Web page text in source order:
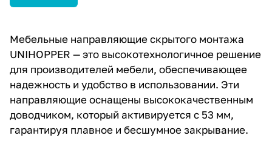
Мебельные направляющие скрытого монтажа
UNIHOPPER — это высокотехнологичное решение
для производителей мебели, обеспечивающее
надежность и удобство в использовании. Эти
направляющие оснащены высококачественным
доводчиком, который активируется с 53 мм,
гарантируя плавное и бесшумное закрывание.